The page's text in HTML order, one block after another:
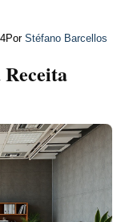
Por Stéfano Barcellos